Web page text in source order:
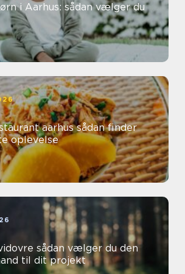
i Aarhus: sådan vælger du
aarhus sådan finder
oplevelse
vælger du den
til dit projekt